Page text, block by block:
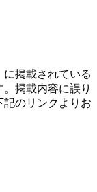
に掲載されている
掲載内容に誤り
のリンクよりお